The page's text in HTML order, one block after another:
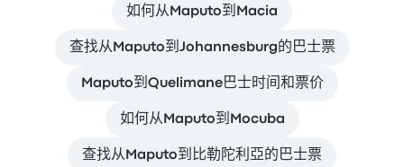
如何从Maputo到Macia
查找从Maputo到Johannesburg的巴士票
Maputo到Quelimane巴士时间和票价
如何从Maputo到Mocuba
查找从Maputo到比勒陀利亞的巴士票